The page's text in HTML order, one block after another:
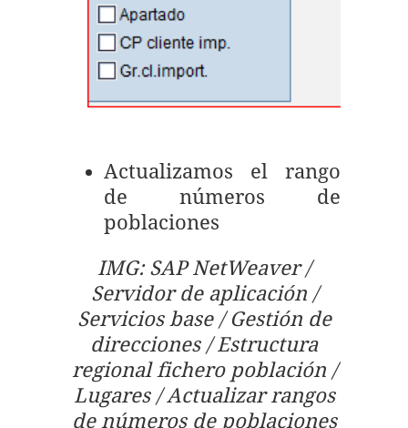
Actualizamos el rango
de números de
poblaciones
IMG: SAP NetWeaver /
Servidor de aplicación /
Servicios base / Gestión de
direcciones / Estructura
regional fichero población /
Lugares / Actualizar rangos
de números de poblaciones